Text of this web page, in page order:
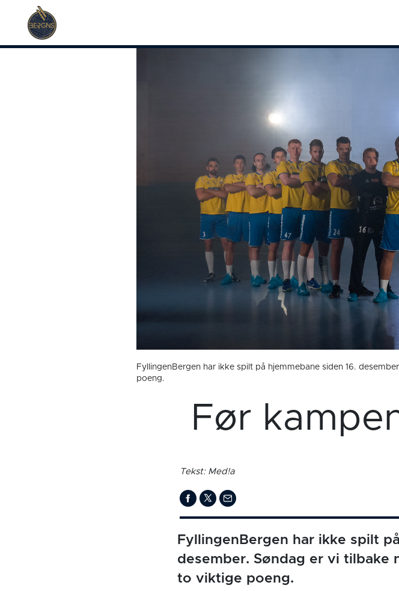
FyllingenBergen har ikke spilt på hjemmebane siden 16.
poeng.
Før
Tekst: Med!a
FyllingenBergen har ikke spilt
desember. Søndag er vi tilbake
to viktige poeng.